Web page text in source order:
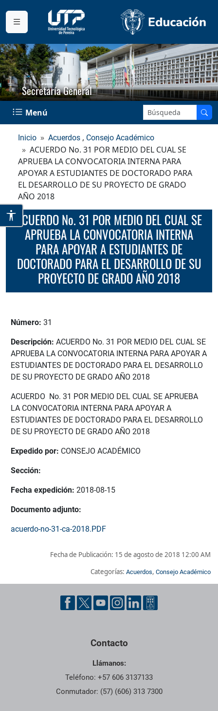
Secretaría General
Menú Buscar en el sitio:
Inicio Acuerdos , Consejo Académico
ACUERDO No. 31 POR MEDIO DEL CUAL SE
APRUEBA LA CONVOCATORIA INTERNA PARA
APOYAR A ESTUDIANTES DE DOCTORADO PARA
EL DESARROLLO DE SU PROYECTO DE GRADO
AÑO 2018
APRUEBA LA CONVOCATORIA INTERNA
PARA APOYAR A ESTUDIANTES DE
DOCTORADO PARA EL DESARROLLO DE SU
PROYECTO DE GRADO AÑO 2018
Número: 31
Descripción: ACUERDO No. 31 POR MEDIO DEL CUAL SE
APRUEBA LA CONVOCATORIA INTERNA PARA APOYAR A
ESTUDIANTES DE DOCTORADO PARA EL DESARROLLO
DE SU PROYECTO DE GRADO AÑO 2018
ACUERDO No. 31 POR MEDIO DEL CUAL SE APRUEBA
LA CONVOCATORIA INTERNA PARA APOYAR A
ESTUDIANTES DE DOCTORADO PARA EL DESARROLLO
DE SU PROYECTO DE GRADO AÑO 2018
Expedido por: CONSEJO ACADÉMICO
Sección:
Fecha expedición: 2018-08-15
Documento adjunto:
acuerdo-no-31-ca-2018.PDF
Fecha de Publicación: 15 de agosto de 2018 12:00 AM
Categorías: Acuerdos, Consejo Académico
Pie de página con información de contacto, redes sociales y
Contacto
Llámanos:
Teléfono: +57 606 3137133
Conmutador: (57) (606) 313 7300